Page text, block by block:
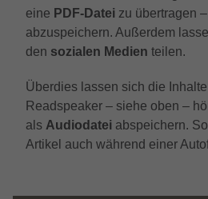
eine PDF-Datei zu übertragen
abzuspeichern. Außerdem
den sozialen Medien teilen.
Überdies lassen sich die
Readspeaker – siehe oben –
als Audiodatei abspeichern.
Artikel auch während einer
Name
_gat_UA-
32970526-4
Anbieter Google LLC
Laufzeit 1 Minute